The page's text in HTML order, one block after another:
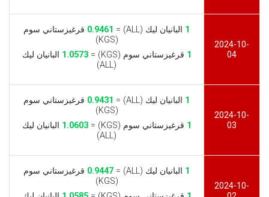
2024-10-
04
1 البانيان ليك (ALL) = 0.9461 قرغيزستاني سوم
(KGS)
1 قرغيزستاني سوم (KGS) = 1.0573 البانيان ليك
(ALL)
2024-10-
03
1 البانيان ليك (ALL) = 0.9431 قرغيزستاني سوم
(KGS)
1 قرغيزستاني سوم (KGS) = 1.0603 البانيان ليك
(ALL)
2024-10-
1 البانيان ليك (ALL) = 0.9447 قرغيزستاني سوم
(KGS)